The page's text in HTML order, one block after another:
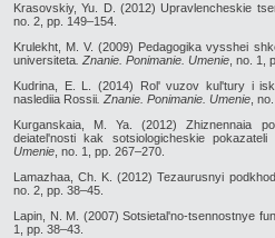
Krasovskiy, Yu. D. (2012) Upravlencheskie
no. 2, pp. 149–154.
Krulekht, M. V. (2009) Pedagogika vysshei
universiteta . Znanie. Ponimanie. Umenie , no. 1,
Kudrina, E. L. (2014) Rol' vuzov kul'tury i
naslediia Rossii . Znanie. Ponimanie. Umenie ,
Kurganskaia, M. Ya. (2012) Zhiznennaia
deiatel'nosti kak sotsiologicheskie pokazateli
Umenie , no. 1, pp. 267–270.
Lamazhaa, Ch. K. (2012) Tezaurusnyi
no. 2, pp. 38–45.
Lapin, N. M. (2007) Sotsietal'no-tsennostnye
1, pp. 38–43.